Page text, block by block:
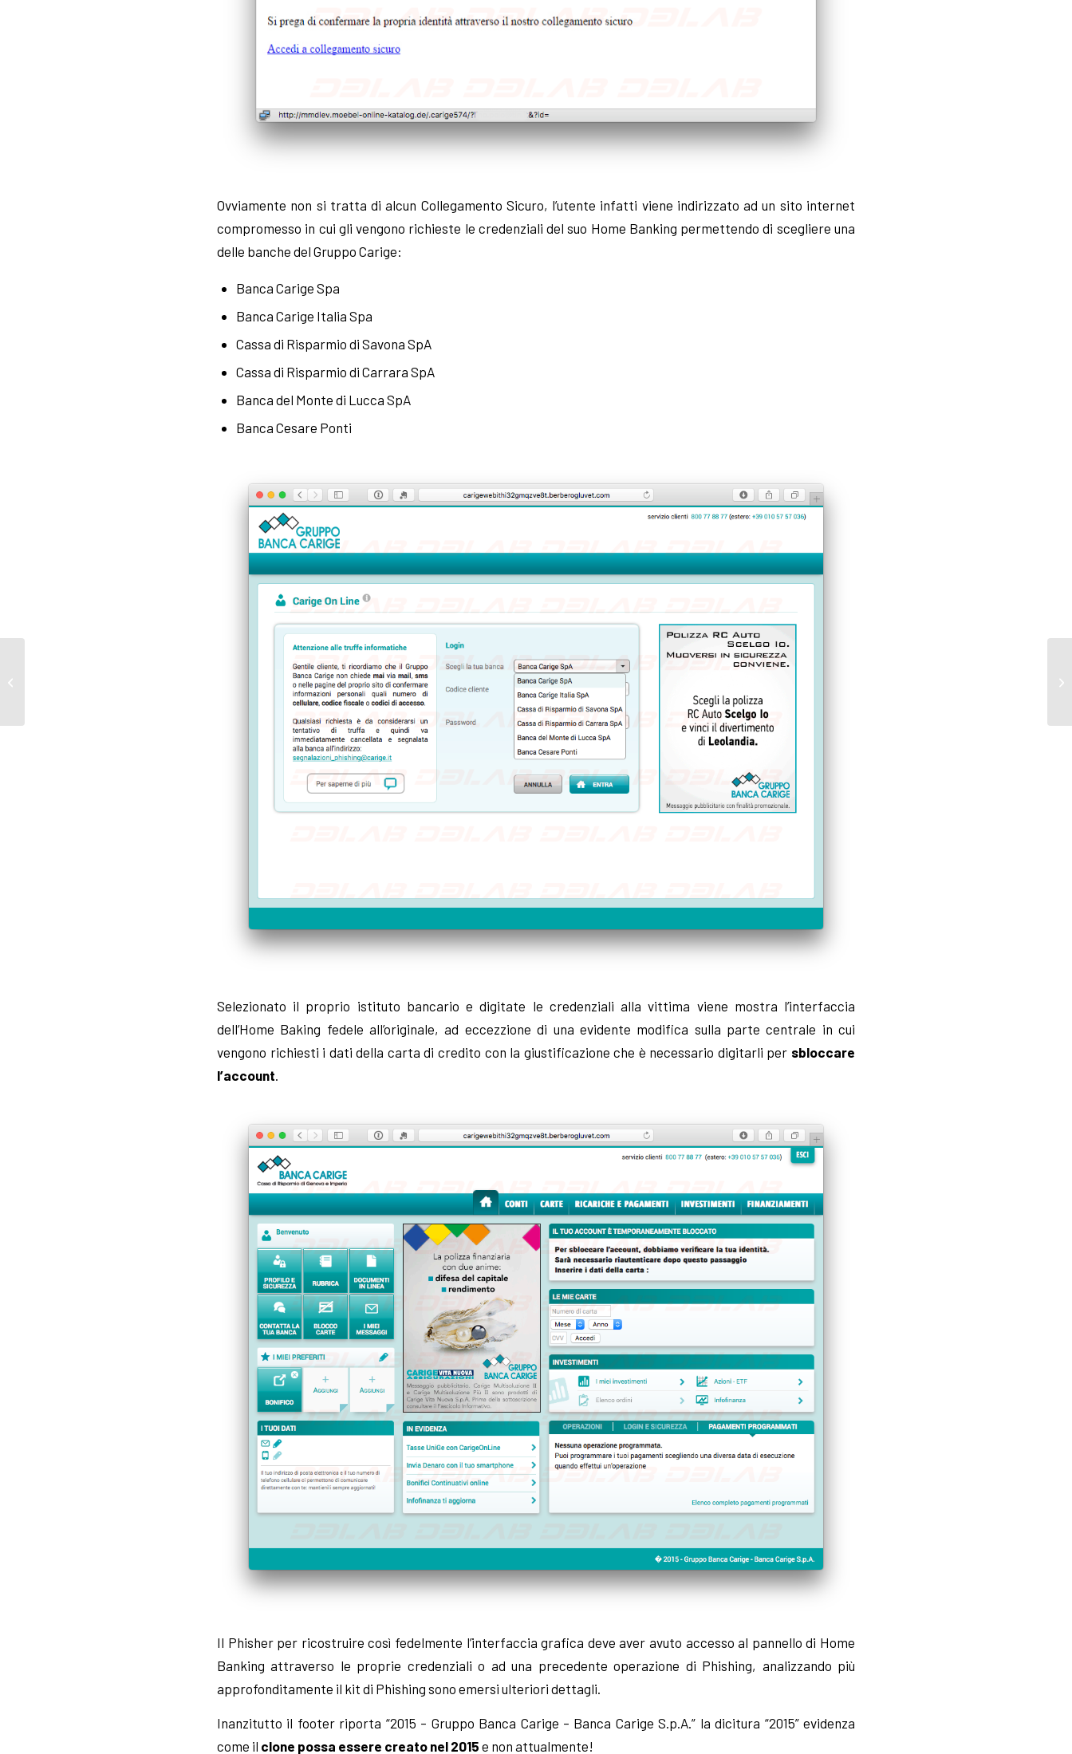
Ovviamente non si tratta di alcun Collegamento Sicuro, l’utente infatti viene indirizzato ad un sito internet
compromesso in cui gli vengono richieste le credenziali del suo Home Banking permettendo di scegliere una
delle banche del Gruppo Carige:
Banca Carige Spa
Banca Carige Italia Spa
Cassa di Risparmio di Savona SpA
Cassa di Risparmio di Carrara SpA
Banca del Monte di Lucca SpA
Banca Cesare Ponti
Selezionato il proprio istituto bancario e digitate le credenziali alla vittima viene mostra l’interfaccia
dell’Home Baking fedele all’originale, ad eccezzione di una evidente modifica sulla parte centrale in cui
vengono richiesti i dati della carta di credito con la giustificazione che è necessario digitarli per sbloccare
l’account
Il Phisher per ricostruire così fedelmente l’interfaccia grafica deve aver avuto accesso al pannello di Home
Banking attraverso le proprie credenziali o ad una precedente operazione di Phishing, analizzando più
approfonditamente il kit di Phishing sono emersi ulteriori dettagli.
Inanzitutto il footer riporta “2015 – Gruppo Banca Carige – Banca Carige S.p.A.” la dicitura “2015” evidenza
come il clone possa essere creato nel 2015 e non attualmente!